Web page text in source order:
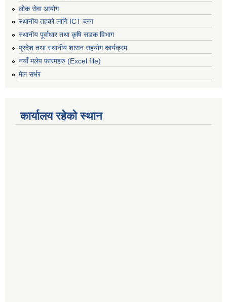
लोक सेवा आयोग
स्थानीय तहको लागि ICT ब्लग
स्थानीय पूर्वाधार तथा कृषि सडक विभाग
प्रदेश तथा स्थानीय शासन सहयोग कार्यक्रम
नयाँ मलेप फारमहरु (Excel file)
मेल सर्भर
कार्यालय रहेको स्थान